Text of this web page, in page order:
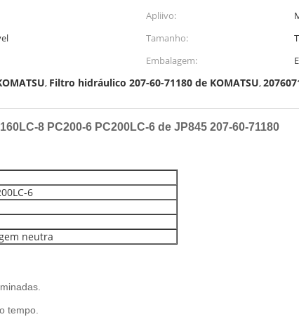
Apliivo:
Tamanho:
Embalagem:
, Filtro hidráulico 207-60-71180 de KOMATSU,
8 PC200-6 PC200LC-6 de JP845 207-60-71180
6
neutra
tempo.